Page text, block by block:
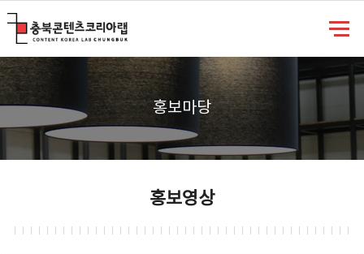
홍보마당
홍보영상